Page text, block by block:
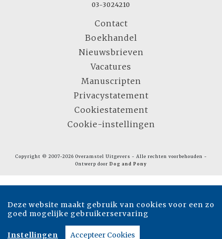
03-3024210
Contact
Boekhandel
Nieuwsbrieven
Vacatures
Manuscripten
Privacystatement
Cookiestatement
Cookie-instellingen
Copyright © 2007-2026 Overamstel Uitgevers - Alle rechten voorbehouden -
Ontwerp door Dog and Pony
Deze website maakt gebruik van cookies voor een zo
goed mogelijke gebruikerservaring
Instellingen Accepteer Cookies